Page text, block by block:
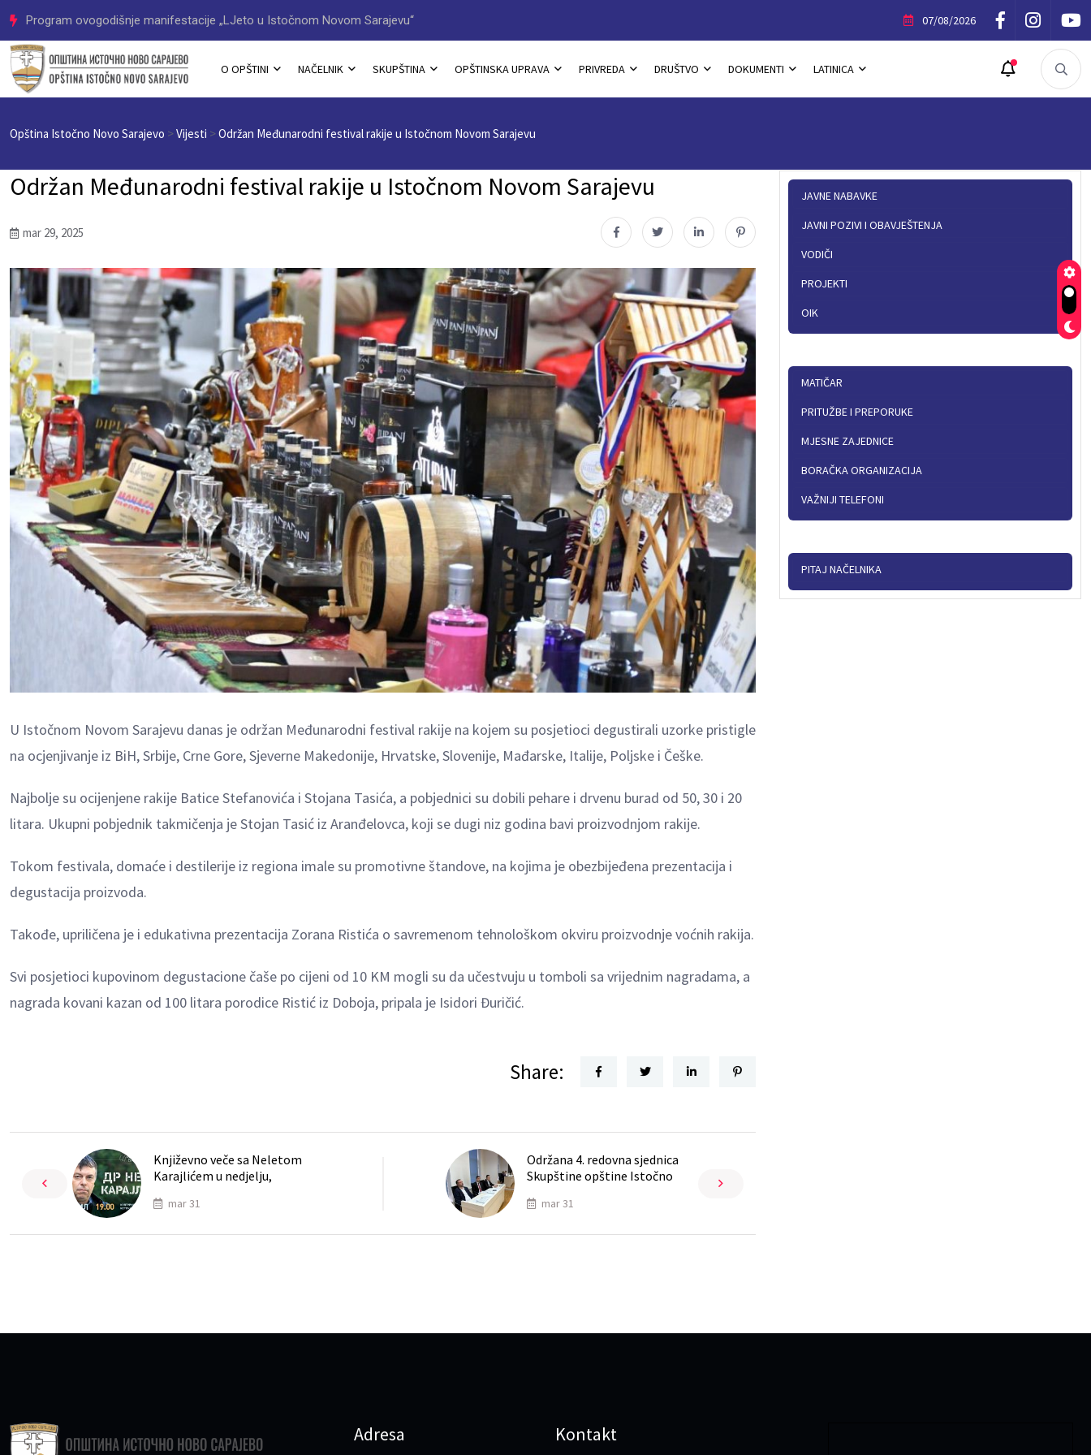
Načelnik Jovan Katić dobitnik Povelje Opštine Trnovo 07/08/2026
O OPŠTINI NAČELNIK SKUPŠTINA OPŠTINSKA UPRAVA PRIVREDA DRUŠTVO DOKUMENTI LATINICA
Opština Istočno Novo Sarajevo >Vijesti >Održan Međunarodni festival rakije u Istočnom Novom Sarajevu
Održan Međunarodni festival rakije u Istočnom Novom Sarajevu
mar 29, 2025
U Istočnom Novom Sarajevu danas je održan Međunarodni festival rakije na kojem su posjetioci degustirali uzorke pristigle
na ocjenjivanje iz BiH, Srbije, Crne Gore, Sjeverne Makedonije, Hrvatske, Slovenije, Mađarske, Italije, Poljske i Češke.
Najbolje su ocijenjene rakije Batice Stefanovića i Stojana Tasića, a pobjednici su dobili pehare i drvenu burad od 50, 30 i 20
litara. Ukupni pobjednik takmičenja je Stojan Tasić iz Aranđelovca, koji se dugi niz godina bavi proizvodnjom rakije.
Tokom festivala, domaće i destilerije iz regiona imale su promotivne štandove, na kojima je obezbijeđena prezentacija i
degustacija proizvoda.
Takođe, upriličena je i edukativna prezentacija Zorana Ristića o savremenom tehnološkom okviru proizvodnje voćnih rakija.
Svi posjetioci kupovinom degustacione čaše po cijeni od 10 KM mogli su da učestvuju u tomboli sa vrijednim nagradama, a
nagrada kovani kazan od 100 litara porodice Ristić iz Doboja, pripala je Isidori Đuričić.
Share:
Književno veče sa Neletom
Karajlićem u nedjelju,
mar 31
Održana 4. redovna sjednica
Skupštine opštine Istočno
mar 31
JAVNE NABAVKE
JAVNI POZIVI I OBAVJEŠTENJA
VODIČI
PROJEKTI
OIK
MATIČAR
PRITUŽBE I PREPORUKE
MJESNE ZAJEDNICE
BORAČKA ORGANIZACIJA
VAŽNIJI TELEFONI
PITAJ NAČELNIKA
Adresa Kontakt